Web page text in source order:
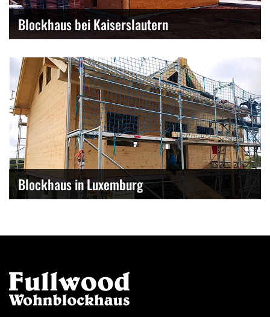
Blockhaus bei Kaiserslautern
Blockhaus in Luxemburg